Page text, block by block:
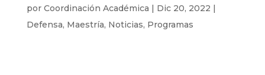
por Coordinación Académica | Dic 20, 2022 |
Defensa, Maestría, Noticias, Programas